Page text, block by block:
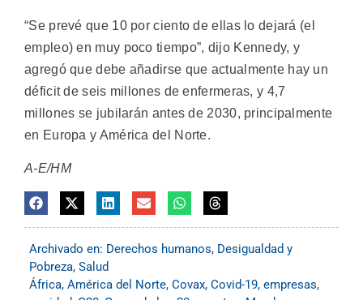
“Se prevé que 10 por ciento de ellas lo dejará (el
empleo) en muy poco tiempo”, dijo Kennedy, y
agregó que debe añadirse que actualmente hay un
déficit de seis millones de enfermeras, y 4,7
millones se jubilarán antes de 2030, principalmente
en Europa y América del Norte.
A-E/HM
Archivado en: Derechos humanos, Desigualdad y
Pobreza, Salud
África, América del Norte, Covax, Covid-19, empresas,